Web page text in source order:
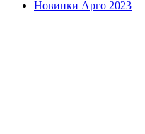
Новинки Арго 2023